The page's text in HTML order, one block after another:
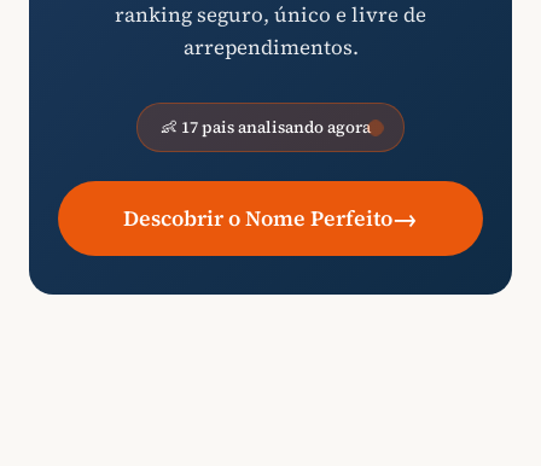
ranking seguro, único e livre de
arrependimentos.
👶 17 pais analisando agora
Descobrir o Nome Perfeito→